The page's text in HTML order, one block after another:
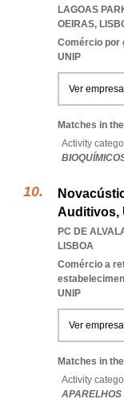
LAGOAS
OEIRAS,
Comércio por
UNIP
Ver empresa
Matches in
Activity
Auditivos,
PC DE
LISBOA
Comércio a
UNIP
Ver empresa
Matches in
Activity
APARELHOS